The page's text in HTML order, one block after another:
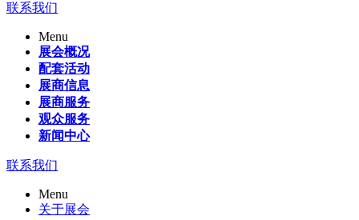
联系我们
Menu
展会概况
配套活动
展商信息
展商服务
观众服务
新闻中心
联系我们
Menu
关于展会